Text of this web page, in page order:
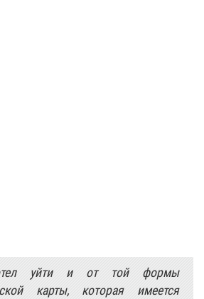
уйти и от той формы
карты, которая имеется